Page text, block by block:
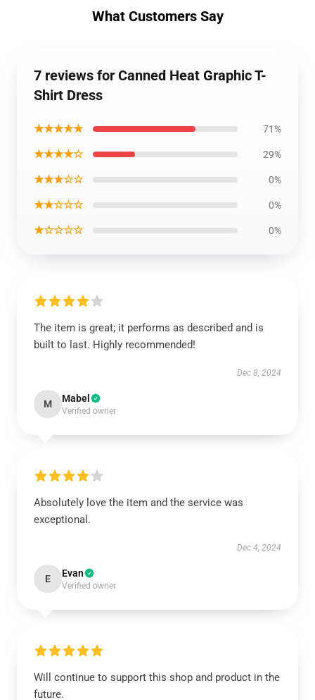
What Customers Say
7 reviews for Canned Heat Graphic T-
Shirt Dress
★★★★★ 71%
★★★★☆ 29%
★★★☆☆ 0%
★★☆☆☆ 0%
★☆☆☆☆ 0%
The item is great; it performs as described and is
built to last. Highly recommended!
Dec 8, 2024
M Mabel
Verified owner
Absolutely love the item and the service was
exceptional.
Dec 4, 2024
E Evan
Verified owner
Will continue to support this shop and product in the
future.